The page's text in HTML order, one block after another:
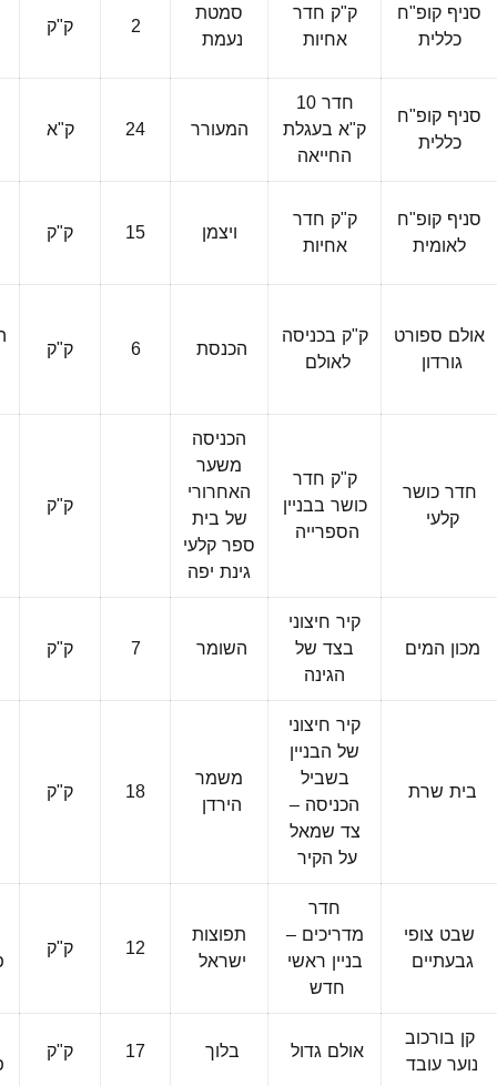
סניף קופ"ח
כללית
ק"ק חדר
אחיות
סמטת
נעמת 2 ק"ק
סניף קופ"ח
כללית
חדר 10
ק"א בעגלת
החייאה
המעורר 24 ק"א
סניף קופ"ח
לאומית
ק"ק חדר
אחיות ויצמן 15 ק"ק
אולם ספורט
גורדון
ק"ק בכניסה
לאולם הכנסת 6 ק"ק
חדר כושר
קלעי
ק"ק חדר
כושר בבניין
הספרייה
הכניסה
משער
האחרורי
של בית
ספר קלעי
גינת יפה
ק"ק
מכון המים
קיר חיצוני
בצד של
הגינה
השומר 7 ק"ק
בית שרת
קיר חיצוני
של הבניין
בשביל
הכניסה –
צד שמאל
על הקיר
משמר
הירדן 18 ק"ק
שבט צופי
גבעתיים
חדר
מדריכים –
בניין ראשי
חדש
תפוצות
ישראל 12 ק"ק
קן בורכוב
נוער עובד אולם גדול בלוך 17 ק"ק